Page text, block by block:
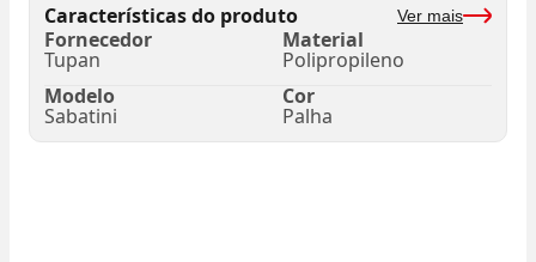
Características do produto Ver mais
Fornecedor
Tupan
Material
Polipropileno
Modelo
Sabatini
Cor
Palha